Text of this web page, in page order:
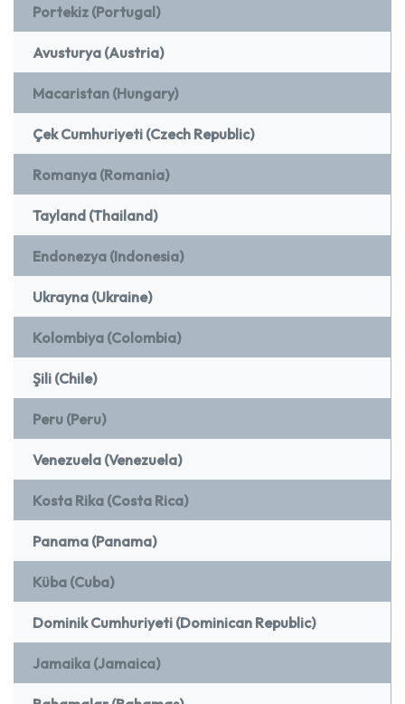
Portekiz (Portugal)
Avusturya (Austria)
Macaristan (Hungary)
Çek Cumhuriyeti (Czech Republic)
Romanya (Romania)
Tayland (Thailand)
Endonezya (Indonesia)
Ukrayna (Ukraine)
Kolombiya (Colombia)
Şili (Chile)
Peru (Peru)
Venezuela (Venezuela)
Kosta Rika (Costa Rica)
Panama (Panama)
Küba (Cuba)
Dominik Cumhuriyeti (Dominican Republic)
Jamaika (Jamaica)